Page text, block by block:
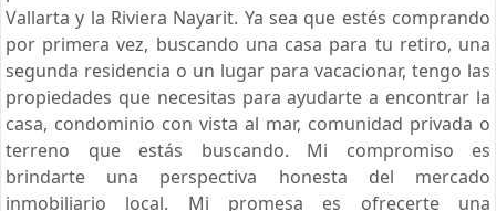
Vallarta y la Riviera Nayarit. Ya sea que estés comprando
por primera vez, buscando una casa para tu retiro, una
segunda residencia o un lugar para vacacionar, tengo las
propiedades que necesitas para ayudarte a encontrar la
casa, condominio con vista al mar, comunidad privada o
terreno que estás buscando. Mi compromiso es
brindarte una perspectiva honesta del mercado
inmobiliario local. Mi promesa es ofrecerte una